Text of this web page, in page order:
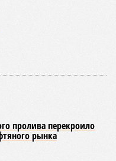
Честно про Зарядку)
Американки
кокошники и
мультфильма
В результате ролики
дивы. – Ред.)
и она скоро пройдёт.
назад запрещённую
– I`m not Russian,